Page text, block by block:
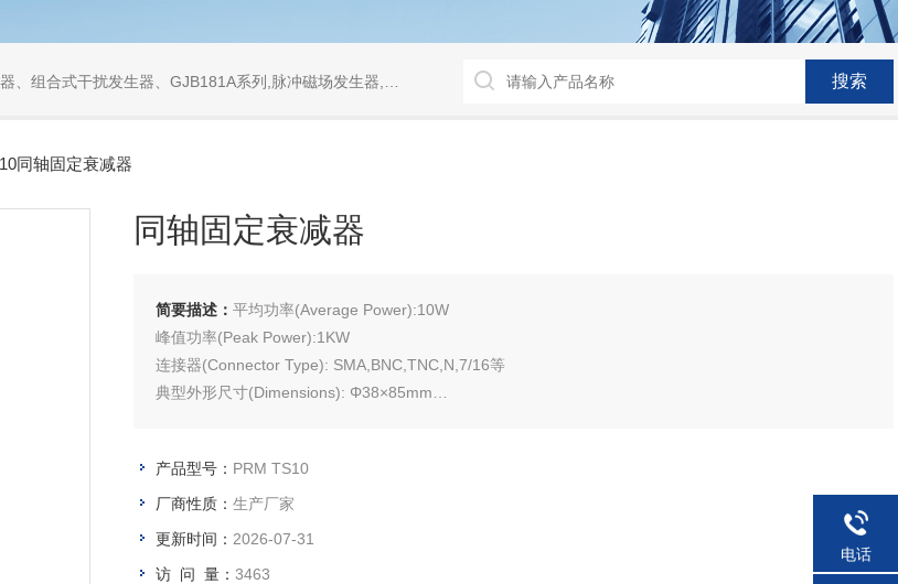
系列,脉冲磁场发生器,工频磁场发生器,衰减振荡波发生器,同轴衰减器,同轴负载
同轴固定衰减器
同轴固定衰减器
简要描述： 平均功率(Average Power):10W
峰值功率(Peak Power):1KW
连接器(Connector Type): SMA,BNC,TNC,N,7/16等
典型外形尺寸(Dimensions): Φ38×85mm
产品型号： PRM TS10
厂商性质： 生产厂家
更新时间： 2026-07-31
访 问 量： 3463
电话